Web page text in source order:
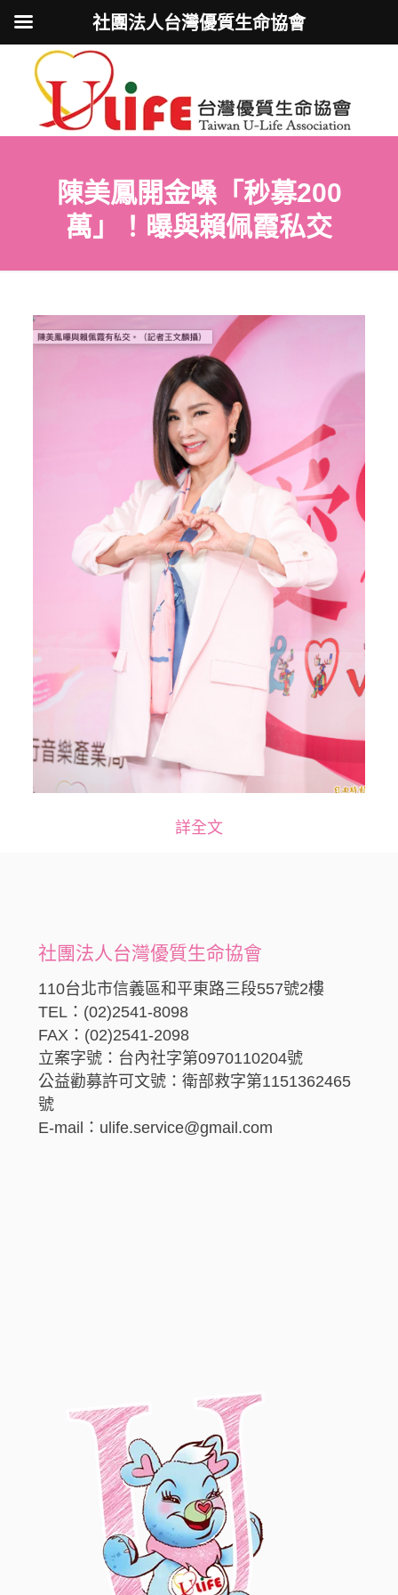
陳美鳳開金嗓「秒募200
萬」！曝與賴佩霞私交
詳全文
社團法人台灣優質生命協會
110台北市信義區和平東路三段557號2樓
TEL：(02)2541-8098
FAX：(02)2541-2098
立案字號：台內社字第0970110204號
公益勸募許可文號：衛部救字第1151362465
號
E-mail：ulife.service@gmail.com
社團法人台灣優質生命協會